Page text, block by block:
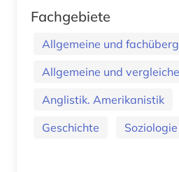
Fachgebiete
Allgemeine und
Allgemeine und
Anglistik. Amerikanistik
Geschichte
Soziologie